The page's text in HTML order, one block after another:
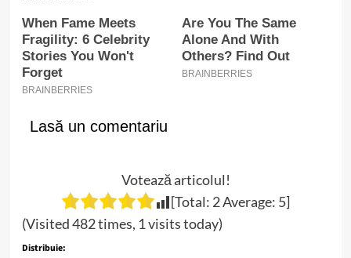
Lasă un comentariu
Votează articolul!
[Total: 2Average: 5]
(Visited 482 times, 1 visits today)
Distribuie: